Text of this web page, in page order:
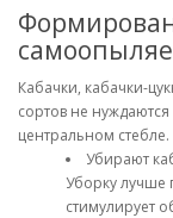
Кабачки, кабачки-
сортов не
центральном стебле.
Убирают
Уборку лучше
стимулирует